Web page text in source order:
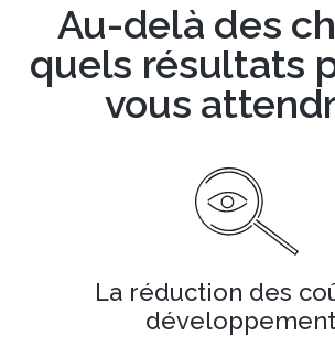
Au-delà des
quels résultats
vous
La réduction des